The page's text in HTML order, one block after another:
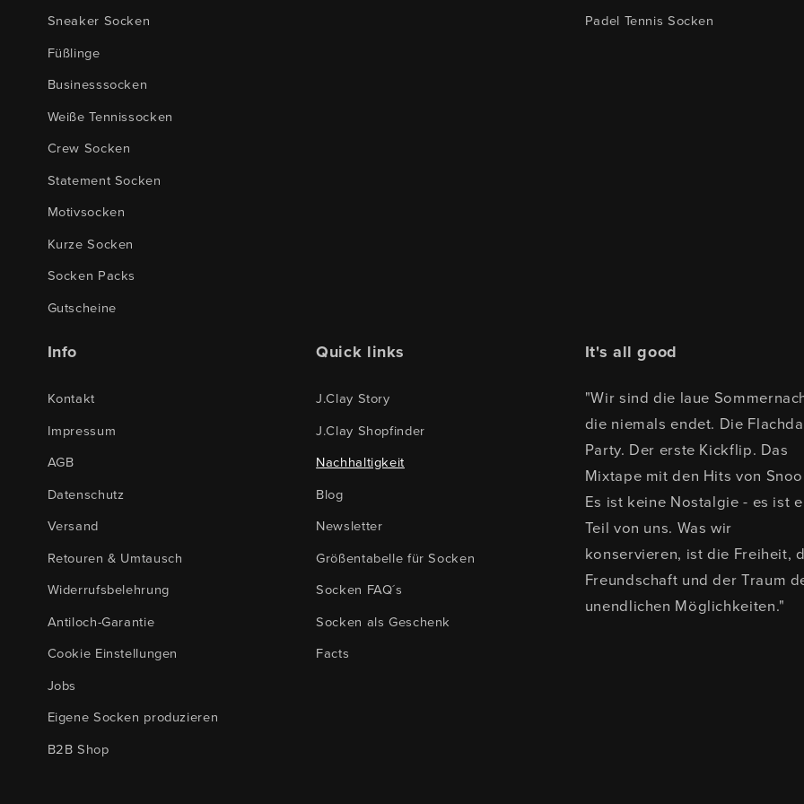
Sneaker Socken
Füßlinge
Businesssocken
Weiße Tennissocken
Crew Socken
Statement Socken
Motivsocken
Kurze Socken
Socken Packs
Gutscheine
Padel Tennis Socken
Info
Kontakt
Impressum
AGB
Datenschutz
Versand
Retouren & Umtausch
Widerrufsbelehrung
Antiloch-Garantie
Cookie Einstellungen
Jobs
Eigene Socken produzieren
B2B Shop
Quick links
J.Clay Story
J.Clay Shopfinder
Nachhaltigkeit
Blog
Newsletter
Größentabelle für Socken
Socken FAQ´s
Socken als Geschenk
Facts
It's all good
"Wir sind die laue
die niemals endet. Die
Party. Der erste Kickflip. Das
Mixtape mit den Hits von
Es ist keine Nostalgie - es ist
Teil von uns. Was wir
konservieren, ist die Freiheit,
Freundschaft und der Traum
unendlichen Möglichkeiten."